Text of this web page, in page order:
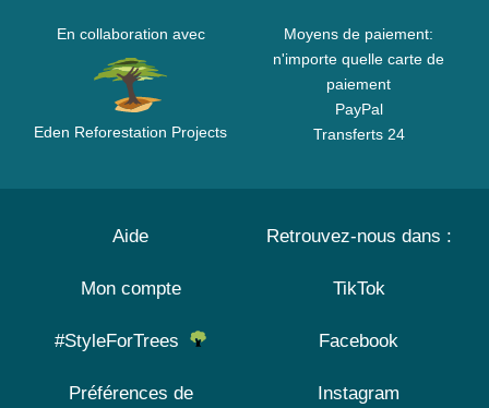
En collaboration avec
Eden Reforestation Projects
Moyens de paiement:
n'importe quelle carte de
paiement
PayPal
Transferts 24
Aide
Mon compte
#StyleForTrees
Préférences de
Retrouvez-nous dans :
TikTok
Facebook
Instagram